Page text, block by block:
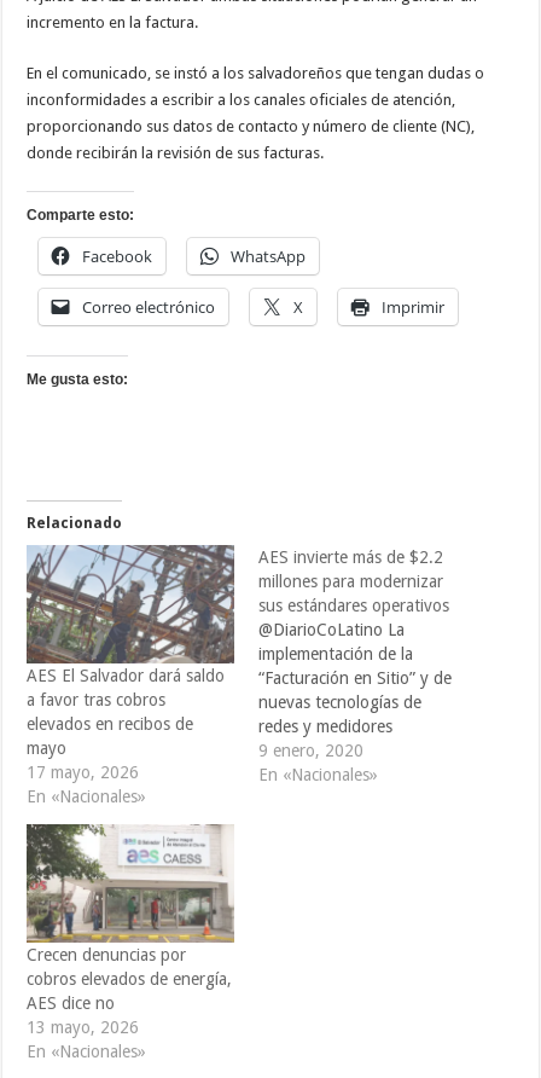
incremento en la factura.
En el comunicado, se instó a los salvadoreños que tengan dudas o
inconformidades a escribir a los canales oficiales de atención,
proporcionando sus datos de contacto y número de cliente (NC),
donde recibirán la revisión de sus facturas.
Comparte esto:
Facebook WhatsApp
Correo electrónico X Imprimir
Me gusta esto:
Relacionado
AES El Salvador dará saldo
a favor tras cobros
elevados en recibos de
mayo
17 mayo, 2026
En «Nacionales»
AES invierte más de $2.2
millones para modernizar
sus estándares operativos
@DiarioCoLatino La
implementación de la
“Facturación en Sitio” y de
nuevas tecnologías de
redes y medidores
inteligentes fueron dos de
las iniciativas impulsadas
9 enero, 2020
En «Nacionales»
Crecen denuncias por
cobros elevados de energía,
AES dice no
13 mayo, 2026
En «Nacionales»